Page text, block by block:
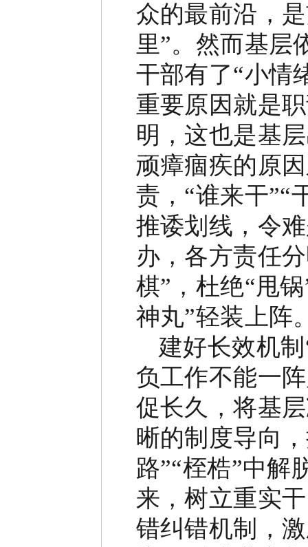
众的最前沿，
里”。然而基层
干部有了“小情
重要原因就是
明，这也是基
顽瘴痼疾的原
责， “谁来干”“
推诿划线，令
办，各方责任
棋” ，杜绝“甩锅
神丸”轻装上阵
建好长效机制
负工作不能一
促长久，将基
晰的制度导向
路”“桎梏”中解
来，树立重实
错纠错机制，